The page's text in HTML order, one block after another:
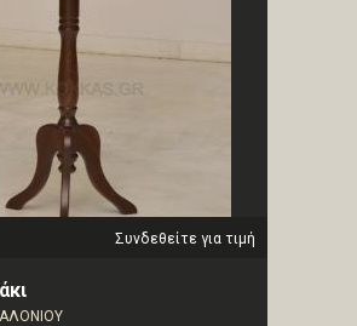
Συνδεθείτε για τιμή